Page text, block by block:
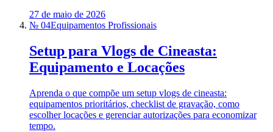
27 de maio de 2026
№ 04Equipamentos Profissionais
Setup para Vlogs de Cineasta:
Equipamento e Locações
Aprenda o que compõe um setup vlogs de cineasta:
equipamentos prioritários, checklist de gravação, como
escolher locações e gerenciar autorizações para economizar
tempo.